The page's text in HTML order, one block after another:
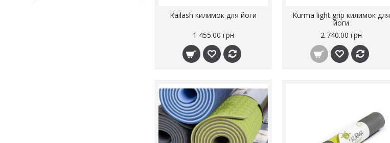
Kailash килимок для йоги
1 455.00 грн
Kurma light grip килимок для
йоги
2 740.00 грн